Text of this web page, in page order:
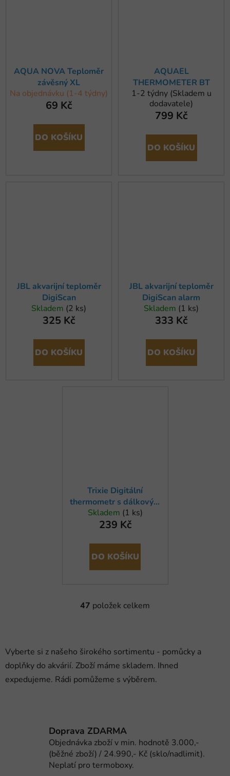
AQUA NOVA Teploměr
závěsný XL
Na objednávku (1-4 týdny)
69 Kč
DO KOŠÍKU
AQUAEL
THERMOMETER BT
1-2 týdny (Skladem u
dodavatele)
799 Kč
DO KOŠÍKU
JBL akvarijní teploměr
DigiScan
Skladem (2 ks)
325 Kč
DO KOŠÍKU
JBL akvarijní teploměr
DigiScan alarm
Skladem (1 ks)
333 Kč
DO KOŠÍKU
Trixie Digitální
thermometr s dálkovým
čidlem
Skladem (1 ks)
239 Kč
DO KOŠÍKU
O
d
a
c
k
y
v
ý
47 položek celkem
Vyberte si z našeho širokého sortimentu - pomůcky a
doplňky do akvárií. Zboží máme skladem. Ihned
expedujeme. Rádi pomůžeme s výběrem.
Doprava ZDARMA
Objednávka zboží v min. hodnotě 3.000,-
(běžné zboží) / 24.990,- Kč (sklo/nadlimit).
Neplatí pro termoboxy.